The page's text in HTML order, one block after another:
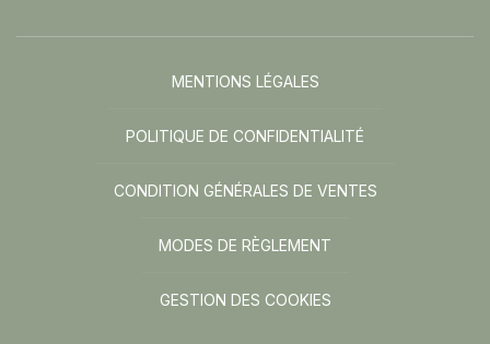
MENTIONS LÉGALES
POLITIQUE DE CONFIDENTIALITÉ
CONDITION GÉNÉRALES DE VENTES
MODES DE RÈGLEMENT
GESTION DES COOKIES